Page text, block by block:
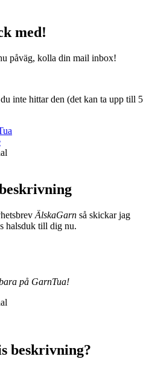
med!
påväg, kolla din mail inbox!
inte hittar den (det kan ta upp till 5
ÄlskaGarn så skickar jag
halsduk till dig nu.
på GarnTua!
beskrivning?